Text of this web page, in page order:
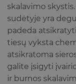
skalavimo
sudėtyje yra
padeda
tiesų vyksta
atsikratoma
galite įsigyti
ir burnos